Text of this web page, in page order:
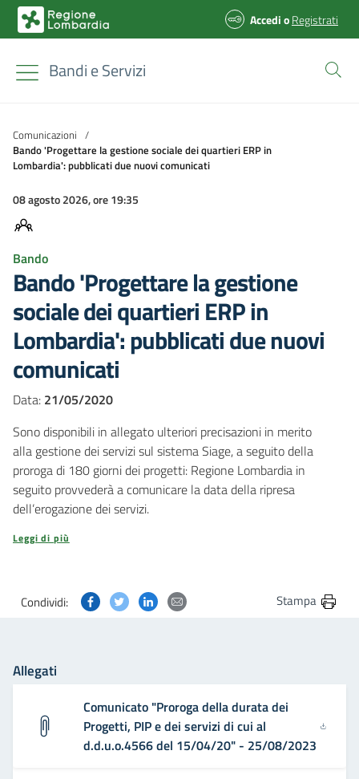
AccedioRegistrati
Bandi e Servizi
Comunicazioni /
Bando 'Progettare la gestione sociale dei quartieri ERP in
Lombardia': pubblicati due nuovi comunicati
08 agosto 2026, ore 19:35
Bando
Bando 'Progettare la gestione
sociale dei quartieri ERP in
Lombardia': pubblicati due nuovi
comunicati
Data: 21/05/2020
Sono disponibili in allegato ulteriori precisazioni in merito
alla gestione dei servizi sul sistema Siage, a seguito della
proroga di 180 giorni dei progetti: Regione Lombardia in
seguito provvederà a comunicare la data della ripresa
dell’erogazione dei servizi.
Leggi di più
Condividi: Condividi questa pagina su Facebook
Condividi questa pagina su Twitter
Condividi questa pagina su Linkedin
Condividi questa pagina via
Stampa
Allegati
Comunicato "Proroga della durata dei
Progetti, PIP e dei servizi di cui al
d.d.u.o.4566 del 15/04/20" - 25/08/2023